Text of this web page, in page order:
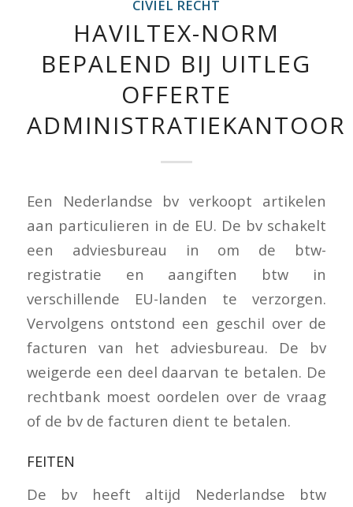
CIVIEL RECHT
HAVILTEX-NORM
BEPALEND BIJ UITLEG
OFFERTE
ADMINISTRATIEKANTOOR
Een Nederlandse bv verkoopt artikelen
aan particulieren in de EU. De bv schakelt
een adviesbureau in om de btw-
registratie en aangiften btw in
verschillende EU-landen te verzorgen.
Vervolgens ontstond een geschil over de
facturen van het adviesbureau. De bv
weigerde een deel daarvan te betalen. De
rechtbank moest oordelen over de vraag
of de bv de facturen dient te betalen.
FEITEN
De bv heeft altijd Nederlandse btw